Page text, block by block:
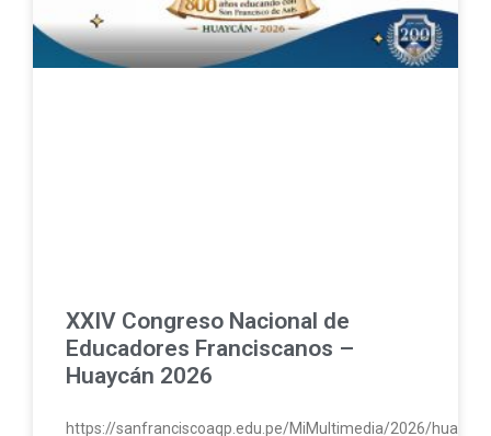
XXIV Congreso Nacional de
Educadores Franciscanos –
Huaycán 2026
https://sanfranciscoaqp.edu.pe/MiMultimedia/2026/